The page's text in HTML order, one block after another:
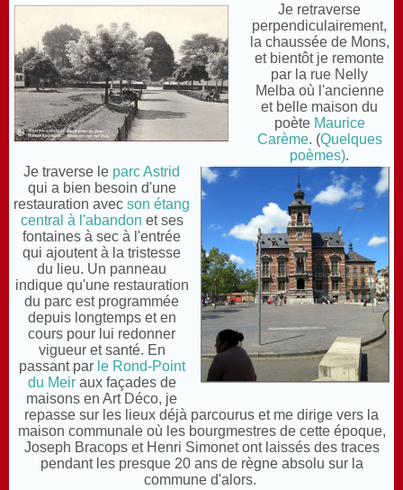
Je retraverse
perpendiculairement,
la chaussée de Mons,
et bientôt je remonte
par la rue Nelly
Melba où l'ancienne
et belle maison du
poète Maurice
Carème. (Quelques
poèmes).
Je traverse le parc Astrid
qui a bien besoin d'une
restauration avecson étang
central à l'abandon et ses
fontaines à sec à l'entrée
qui ajoutent à la tristesse
du lieu. Un panneau
indique qu'une restauration
du parc est programmée
depuis longtemps et en
cours pour lui redonner
vigueur et santé. En
passant par le Rond-Point
du Meiraux façades de
maisons en Art Déco, je
repasse sur les lieux déjà parcourus et me dirige vers la
maison communale où les bourgmestres de cette époque,
Joseph Bracops et Henri Simonet ont laissés des traces
pendant les presque 20 ans de règne absolu sur la
commune d'alors.